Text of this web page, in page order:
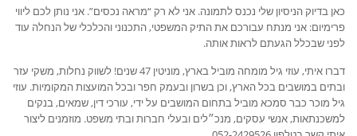
כאן בדיוק הניסיון שלי נכנס לתמונה. אני לא רק “מראה נכסים”. אני נותן לכם ליווי
פרימיום: אני מנתח עבורכם את התיק המשפטי, התכנוני והכלכלי של הנחלה עוד
לפני שבכלל הגעתם לראות אותה.
דברו איתי, עוזי גיל מומחה מוביל בארץ, מוניטין 47 שנים! לשווק נחלות, משקי עזר
ובתים במושבים בכל הארץ, וכן בשרון ובעמק חפר ובכל המועצות המקומיות. עוזי
גיל מוכר כבר סמכא מוביל בתחום המושבים על ידי, עורכי דין, שמאים, בנקים
למשכנתאות, אנשי עסקים, מנכ״לים ובעלי חברות ובתי משפט. מוזמנים ליצור